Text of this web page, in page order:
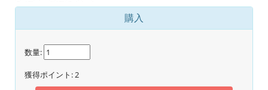
購入
数量:
獲得ポイント:2